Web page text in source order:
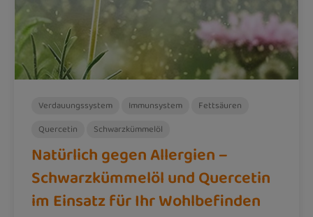
Verdauungssystem Immunsystem
Fettsäuren
Quercetin
Schwarzkümmelöl
Natürlich gegen Allergien –
Schwarzkümmelöl und Quercetin
im Einsatz für Ihr Wohlbefinden